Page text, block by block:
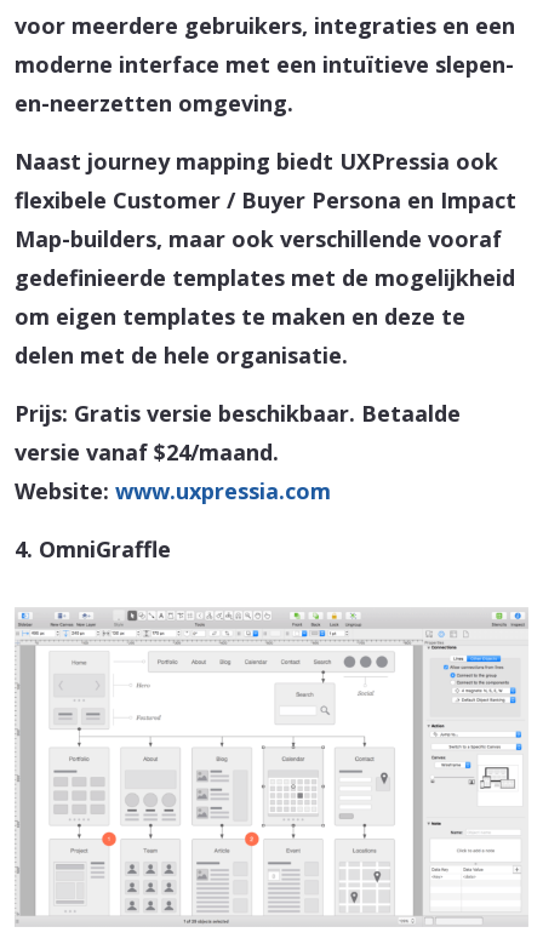
voor meerdere gebruikers, integraties en een
moderne interface met een intuïtieve slepen-
en-neerzetten omgeving.
Naast journey mapping biedt UXPressia ook
flexibele Customer / Buyer Persona en Impact
Map-builders, maar ook verschillende vooraf
gedefinieerde templates met de mogelijkheid
om eigen templates te maken en deze te
delen met de hele organisatie.
Prijs: Gratis versie beschikbaar. Betaalde
versie vanaf $24/maand.
Website: www.uxpressia.com
4. OmniGraffle